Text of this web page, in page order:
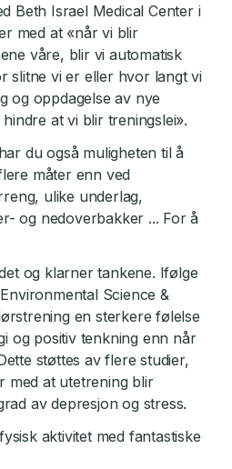
Beth Israel Medical Center i
med at «når vi blir
våre, blir vi automatisk
slitne vi er eller hvor langt vi
og oppdagelse av nye
at vi blir treningslei».
du også muligheten til å
måter enn ved
ulike underlag,
og nedoverbakker ... For å
og klarner tankene. Ifølge
Science &
en sterkere følelse
og positiv tenkning enn når
støttes av flere studier,
med at utetrening blir
av depresjon og stress.
aktivitet med fantastiske